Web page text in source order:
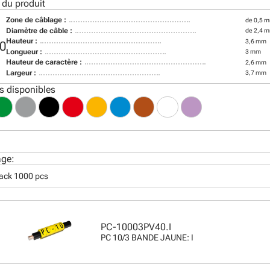
produit
Zone de câblage : de 0,5
Diamètre de câble : de 2,4
Hauteur : 3,6 mm
Longueur : 3 mm
Hauteur de caractère : 2,6 mm
Largeur : 3,7 mm
disponibles
1000 pcs
PC-10003PV40.I
PC 10/3 BANDE JAUNE: I